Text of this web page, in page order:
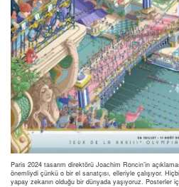
Paris 2024 tasarım direktörü Joachim Roncin’in
önemliydi çünkü o bir el sanatçısı, elleriyle çalışıyor.
yapay zekanın olduğu bir dünyada yaşıyoruz. Posterler